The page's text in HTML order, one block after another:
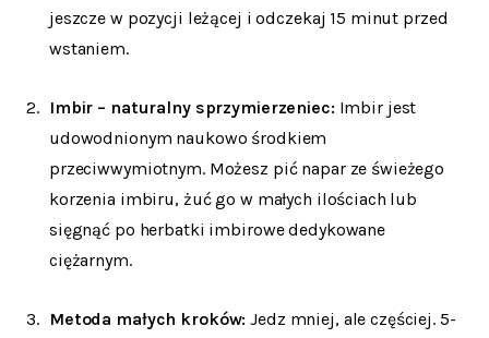
jeszcze w pozycji leżącej i odczekaj 15 minut przed
wstaniem.
Imbir – naturalny sprzymierzeniec: Imbir jest
udowodnionym naukowo środkiem
przeciwwymiotnym. Możesz pić napar ze świeżego
korzenia imbiru, żuć go w małych ilościach lub
sięgnąć po herbatki imbirowe dedykowane
ciężarnym.
Metoda małych kroków: Jedz mniej, ale częściej. 5-